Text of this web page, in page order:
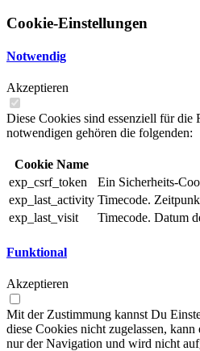
Cookie-Einstellungen
Notwendig
Akzeptieren
Diese Cookies sind essenziell für die
notwendigen gehören die folgenden:
Cookie Name
exp_csrf_token
Ein Sicherheits-
exp_last_activity Timecode.
exp_last_visit
Timecode. Datum
Funktional
Akzeptieren
Mit der Zustimmung kannst Du
diese Cookies nicht zugelassen,
nur der Navigation und wird nicht